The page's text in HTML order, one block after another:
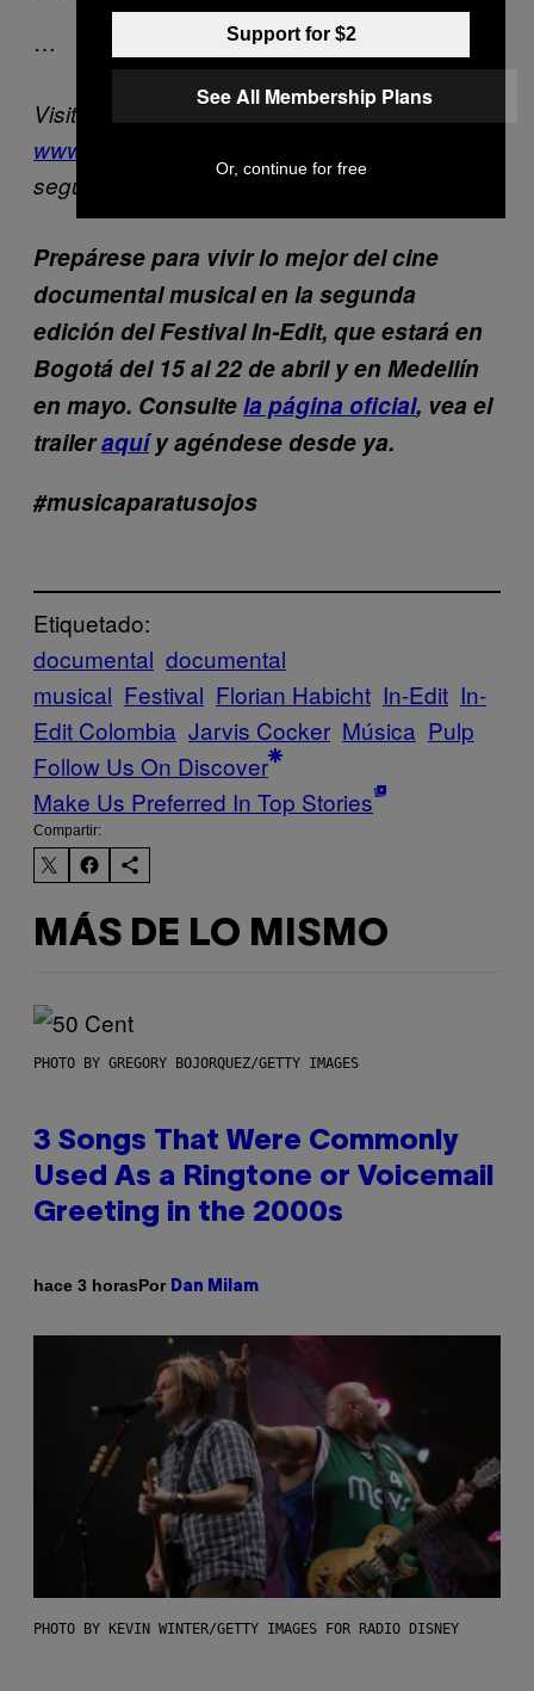
…
Visiten la web de Florian en
www.florianhabicht.com
seguirlo en Instagram como@florianhabicht
Prepárese para vivir lo mejor del cine
documental musical en la segunda
edición del Festival In-Edit, que estará en
Bogotá del 15 al 22 de abril y en Medellín
en mayo. Consultela página oficial, vea el
traileraquíy agéndese desde ya.
#musicaparatusojos
Etiquetado:
documental documental
musical Festival Florian Habicht In-Edit In-
Edit Colombia Jarvis Cocker Música Pulp
Follow Us On Discover
Make Us Preferred In Top Stories
Compartir:
MÁS DE LO MISMO
PHOTO BY GREGORY BOJORQUEZ/GETTY IMAGES
3 Songs That Were Commonly
Used As a Ringtone or Voicemail
Greeting in the 2000s
hace 3 horasPor Dan Milam
PHOTO BY KEVIN WINTER/GETTY IMAGES FOR RADIO DISNEY
Support for $2
See All Membership Plans
Or, continue for free